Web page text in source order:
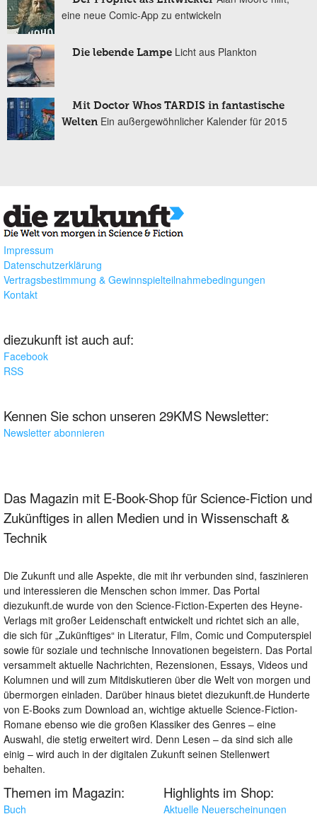
eine neue Comic-App zu entwickeln
Die lebende Lampe Licht aus Plankton
Mit Doctor Whos TARDIS in fantastische
Welten Ein außergewöhnlicher Kalender für 2015
Impressum
Datenschutzerklärung
Vertragsbestimmung & Gewinnspielteilnahmebedingungen
Kontakt
diezukunft ist auch auf:
Facebook
RSS
Kennen Sie schon unseren 29KMS Newsletter:
Newsletter abonnieren
Das Magazin mit E-Book-Shop für Science-Fiction und
Zukünftiges in allen Medien und in Wissenschaft &
Technik
Die Zukunft und alle Aspekte, die mit ihr verbunden sind, faszinieren
und interessieren die Menschen schon immer. Das Portal
diezukunft.de wurde von den Science-Fiction-Experten des Heyne-
Verlags mit großer Leidenschaft entwickelt und richtet sich an alle,
die sich für „Zukünftiges“ in Literatur, Film, Comic und Computerspiel
sowie für soziale und technische Innovationen begeistern. Das Portal
versammelt aktuelle Nachrichten, Rezensionen, Essays, Videos und
Kolumnen und will zum Mitdiskutieren über die Welt von morgen und
übermorgen einladen. Darüber hinaus bietet diezukunft.de Hunderte
von E-Books zum Download an, wichtige aktuelle Science-Fiction-
Romane ebenso wie die großen Klassiker des Genres – eine
Auswahl, die stetig erweitert wird. Denn Lesen – da sind sich alle
einig – wird auch in der digitalen Zukunft seinen Stellenwert
behalten.
Themen im Magazin:
Buch
Highlights im Shop:
Aktuelle Neuerscheinungen